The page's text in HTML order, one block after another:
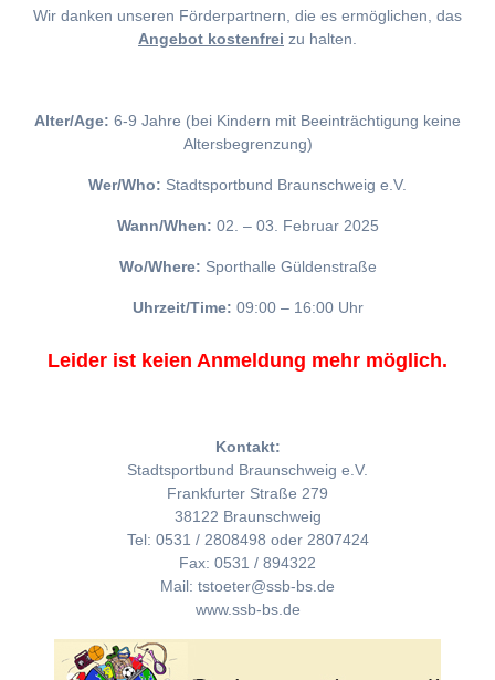
Wir danken unseren Förderpartnern, die es ermöglichen, das
Angebot kostenfrei zu halten.
Alter/Age: 6-9 Jahre (bei Kindern mit Beeinträchtigung keine
Altersbegrenzung)
Wer/Who: Stadtsportbund Braunschweig e.V.
Wann/When: 02. – 03. Februar 2025
Wo/Where: Sporthalle Güldenstraße
Uhrzeit/Time: 09:00 – 16:00 Uhr
Leider ist keien Anmeldung mehr möglich.
Kontakt:
Stadtsportbund Braunschweig e.V.
Frankfurter Straße 279
38122 Braunschweig
Tel: 0531 / 2808498 oder 2807424
Fax: 0531 / 894322
Mail: tstoeter@ssb-bs.de
www.ssb-bs.de